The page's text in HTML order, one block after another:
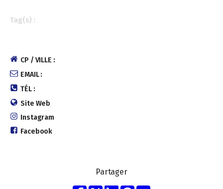
Tag(s) :
CP / VILLE :
EMAIL :
TÉL :
Site Web
Instagram
Facebook
Partager